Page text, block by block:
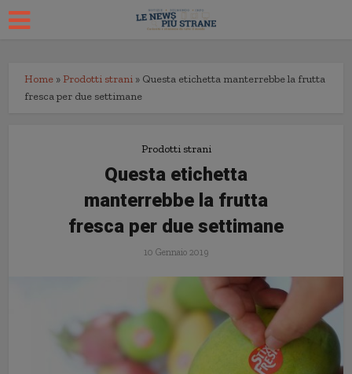
Home » Prodotti strani » Questa etichetta manterrebbe la frutta
fresca per due settimane
Prodotti strani
Questa etichetta
manterrebbe la frutta
fresca per due settimane
10 Gennaio 2019